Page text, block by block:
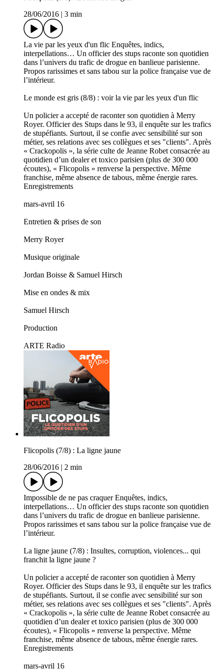
28/06/2016
3 min
La vie par les yeux d'un flic Enquêtes, indics,
interpellations… Un officier des stups raconte son quotidien
dans l’univers du trafic de drogue en banlieue parisienne.
Propos rarissimes et sans tabou sur la police française vue de
l’intérieur.
Le monde est gris (8/8) : voir la vie par les yeux d'un flic
Un policier a accepté de raconter son quotidien à Merry
Royer. Officier des Stups dans le 93, il enquête sur les trafics
de stupéfiants. Surtout, il se confie avec sensibilité sur son
métier, ses relations avec ses collègues et ses "clients". Après
« Crackopolis », la série culte de Jeanne Robet consacrée au
quotidien d’un dealer et toxico parisien (plus de 300 000
écoutes), « Flicopolis » renverse la perspective. Même
franchise, même absence de tabous, même énergie rares.
Enregistrements
mars-avril 16
Entretien & prises de son
Merry Royer
Musique originale
Jordan Boisse & Samuel Hirsch
Mise en ondes & mix
Samuel Hirsch
Production
ARTE Radio
Flicopolis (7/8) : La ligne jaune
28/06/2016
2 min
Impossible de ne pas craquer Enquêtes, indics,
interpellations… Un officier des stups raconte son quotidien
dans l’univers du trafic de drogue en banlieue parisienne.
Propos rarissimes et sans tabou sur la police française vue de
l’intérieur.
La ligne jaune (7/8) : Insultes, corruption, violences... qui
franchit la ligne jaune ?
Un policier a accepté de raconter son quotidien à Merry
Royer. Officier des Stups dans le 93, il enquête sur les trafics
de stupéfiants. Surtout, il se confie avec sensibilité sur son
métier, ses relations avec ses collègues et ses "clients". Après
« Crackopolis », la série culte de Jeanne Robet consacrée au
quotidien d’un dealer et toxico parisien (plus de 300 000
écoutes), « Flicopolis » renverse la perspective. Même
franchise, même absence de tabous, même énergie rares.
Enregistrements
mars-avril 16